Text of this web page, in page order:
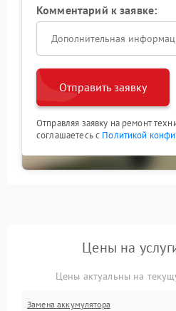
Комментарий к заявке:
Отправить заявку
Отправляя заявку на ремонт
соглашаетесь с Политикой
Цены на
Цены актуальны на
Замена аккумулятора